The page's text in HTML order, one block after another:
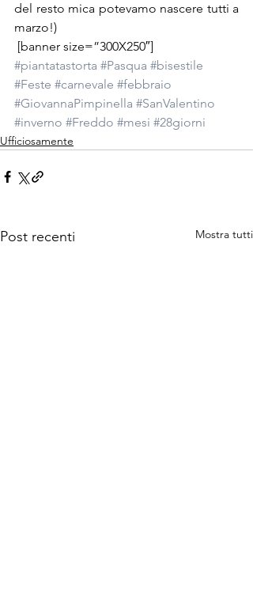
del resto mica potevamo nascere tutti a
marzo!)
[banner size=”300X250″]
#piantatastorta #Pasqua #bisestile
#Feste #carnevale #febbraio
#GiovannaPimpinella #SanValentino
#inverno #Freddo #mesi #28giorni
Ufficiosamente
Post recenti Mostra tutti